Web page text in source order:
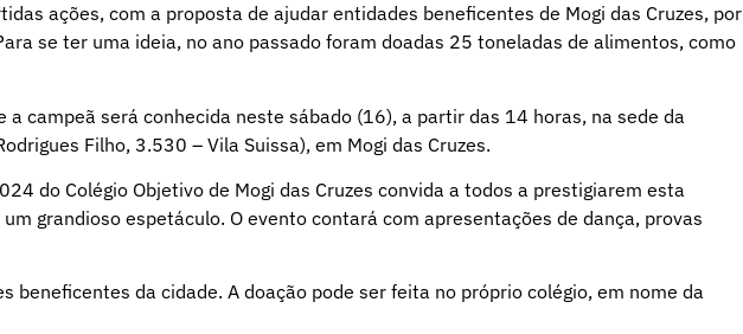
ações, com a proposta de ajudar entidades beneficentes de Mogi das Cruzes, por
se ter uma ideia, no ano passado foram doadas 25 toneladas de alimentos, como
a campeã será conhecida neste sábado (16), a partir das 14 horas, na sede da
Filho, 3.530 – Vila Suissa), em Mogi das Cruzes.
do Colégio Objetivo de Mogi das Cruzes convida a todos a prestigiarem esta
grandioso espetáculo. O evento contará com apresentações de dança, provas
beneficentes da cidade. A doação pode ser feita no próprio colégio, em nome da